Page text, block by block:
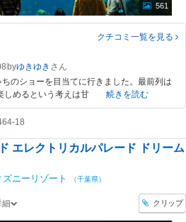
561
クチコミ一覧を見る
byゆきゆき
のショーを目当てに行きました。最前列は
しめるという考えは甘
続きを読む
18
エレクトリカルパレード ドリーム
ニーリゾート （千葉県）
細 クリップ